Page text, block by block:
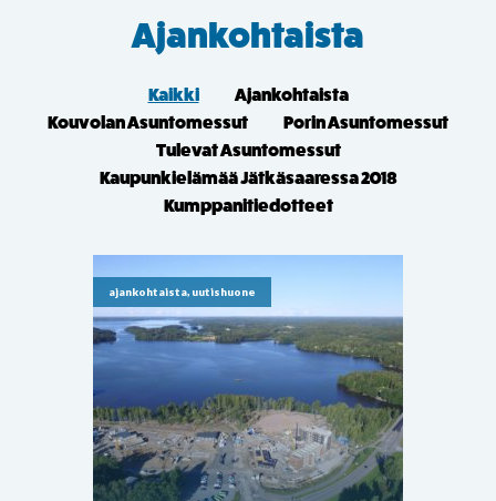
Ajankohtaista
Kaikki
Ajankohtaista
Kouvolan Asuntomessut
Porin Asuntomessut
Tulevat Asuntomessut
Kaupunkielämää Jätkäsaaressa 2018
Kumppanitiedotteet
ajankohtaista, uutishuone